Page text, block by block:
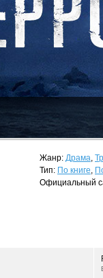
Жанр: Драма,
Тип: По книге,
Официальный